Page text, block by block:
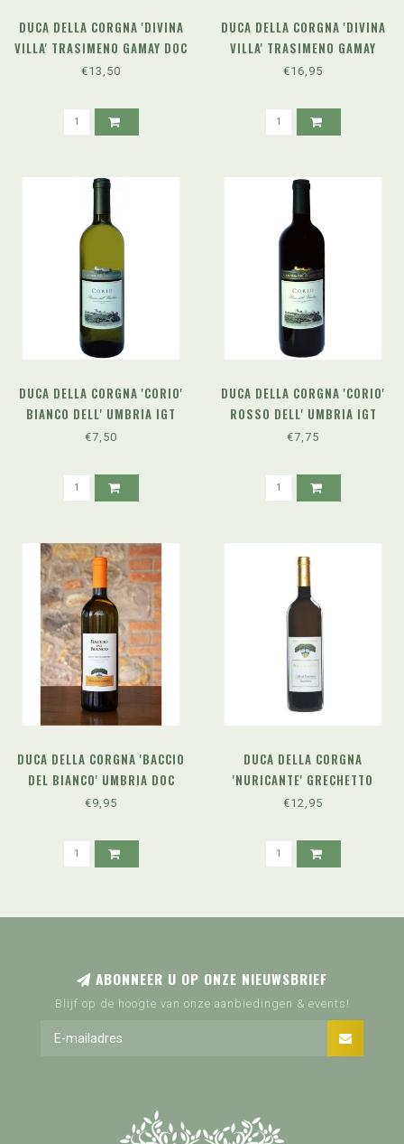
DUCA DELLA CORGNA 'DIVINA
VILLA' TRASIMENO GAMAY DOC
(2023)
€13,50
DUCA DELLA CORGNA 'DIVINA
VILLA' TRASIMENO GAMAY
RISERVA DOC (2021)
€16,95
DUCA DELLA CORGNA 'CORIO'
BIANCO DELL' UMBRIA IGT
(2024)
€7,50
DUCA DELLA CORGNA 'CORIO'
ROSSO DELL' UMBRIA IGT
(2024)
€7,75
DUCA DELLA CORGNA 'BACCIO
DEL BIANCO' UMBRIA DOC
(2024)
€9,95
DUCA DELLA CORGNA
'NURICANTE' GRECHETTO
COLLI TRASIMENO DOC
€12,95
ABONNEER U OP ONZE NIEUWSBRIEF
Blijf op de hoogte van onze aanbiedingen & events!